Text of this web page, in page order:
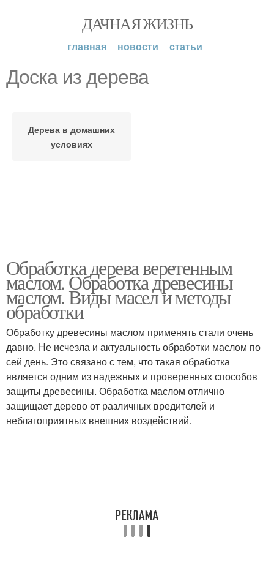
ДАЧНАЯ ЖИЗНЬ
главная новости статьи
Доска из дерева
Дерева в домашних
условиях
Обработка дерева веретенным
маслом. Обработка древесины
маслом. Виды масел и методы
обработки
Обработку древесины маслом применять стали очень
давно. Не исчезла и актуальность обработки маслом по
сей день. Это связано с тем, что такая обработка
является одним из надежных и проверенных способов
защиты древесины. Обработка маслом отлично
защищает дерево от различных вредителей и
неблагоприятных внешних воздействий.